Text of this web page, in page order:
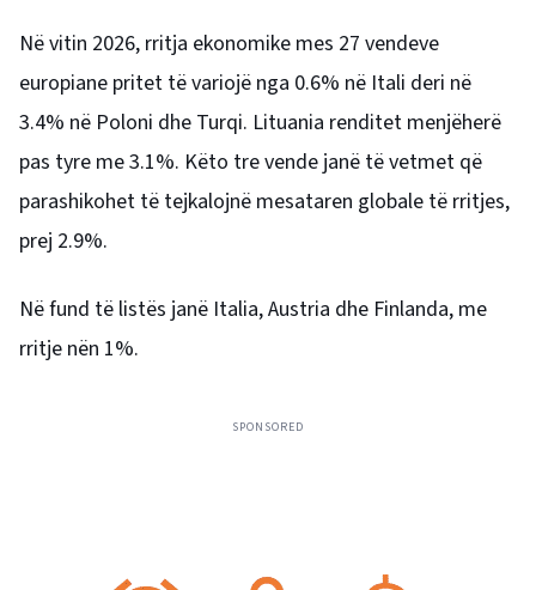
Në vitin 2026, rritja ekonomike mes 27 vendeve
europiane pritet të variojë nga 0.6% në Itali deri në
3.4% në Poloni dhe Turqi. Lituania renditet menjëherë
pas tyre me 3.1%. Këto tre vende janë të vetmet që
parashikohet të tejkalojnë mesataren globale të rritjes,
prej 2.9%.
Në fund të listës janë Italia, Austria dhe Finlanda, me
rritje nën 1%.
SPONSORED